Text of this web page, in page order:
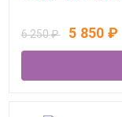
6 250₽ 5 850 ₽